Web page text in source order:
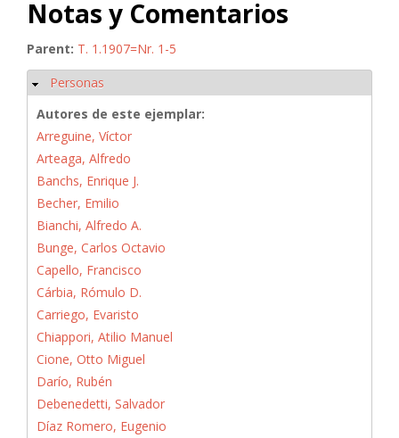
Notas y Comentarios
Parent: T. 1.1907=Nr. 1-5
Ocultar
Personas
Autores de este ejemplar:
Arreguine, Víctor
Arteaga, Alfredo
Banchs, Enrique J.
Becher, Emilio
Bianchi, Alfredo A.
Bunge, Carlos Octavio
Capello, Francisco
Cárbia, Rómulo D.
Carriego, Evaristo
Chiappori, Atilio Manuel
Cione, Otto Miguel
Darío, Rubén
Debenedetti, Salvador
Díaz Romero, Eugenio